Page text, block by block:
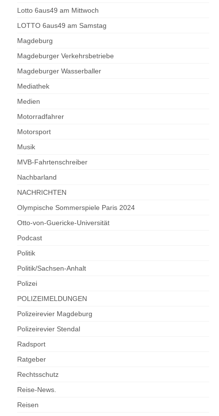
Lotto 6aus49 am Mittwoch
LOTTO 6aus49 am Samstag
Magdeburg
Magdeburger Verkehrsbetriebe
Magdeburger Wasserballer
Mediathek
Medien
Motorradfahrer
Motorsport
Musik
MVB-Fahrtenschreiber
Nachbarland
NACHRICHTEN
Olympische Sommerspiele Paris 2024
Otto-von-Guericke-Universität
Podcast
Politik
Politik/Sachsen-Anhalt
Polizei
POLIZEIMELDUNGEN
Polizeirevier Magdeburg
Polizeirevier Stendal
Radsport
Ratgeber
Rechtsschutz
Reise-News.
Reisen